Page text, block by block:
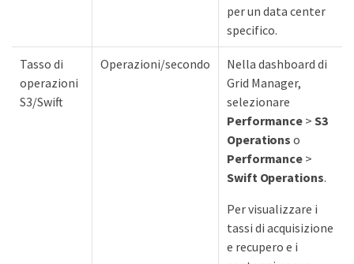
per un data center
specifico.
Tasso di
operazioni
S3/Swift
Operazioni/secondo
Nella dashboard di
Grid Manager,
selezionare
Performance >S3
Operations o
Performance >
Swift Operations.
Per visualizzare i
tassi di acquisizione
e recupero e i